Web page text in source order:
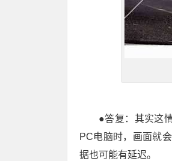
●答复：其实这
PC电脑时，画面就
据也可能有延迟。